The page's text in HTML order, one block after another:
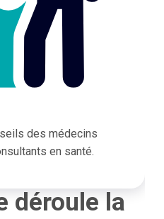
des médecins
en santé.
déroule la